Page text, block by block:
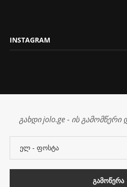
INSTAGRAM
გახდი jolo.ge - ის გამომწერი